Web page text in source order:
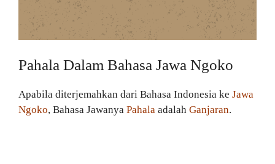
Pahala Dalam Bahasa Jawa Ngoko
Apabila diterjemahkan dari Bahasa Indonesia ke Jawa
Ngoko, Bahasa Jawanya Pahala adalah Ganjaran.